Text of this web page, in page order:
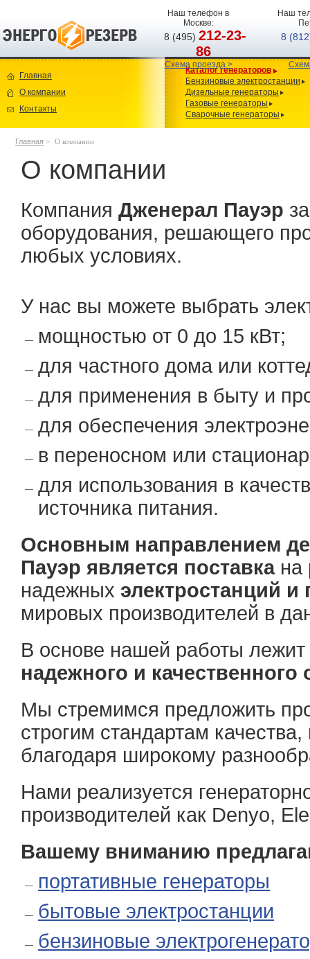
Наш телефон в
Москве:
8 (495)212-23-
86
Схема проезда >
Наш
8
Главная
О компании
Контакты
Каталог генераторов
Бензиновые электростанции
Дизельные генераторы
Газовые генераторы
Сварочные генераторы
Главная > О компании
О компании
Компания Дженерал Пауэр
оборудования, решающего
любых условиях.
У нас вы можете выбрать
мощностью от 0 до 15 кВт;
для частного дома или
для применения в быту и
для обеспечения
в переносном или
для использования в
источника питания.
Основным направлением
Пауэр является поставкана
надежных электростанций и
мировых производителей в
В основе нашей работы
надежного и качественного
Мы стремимся предложить
строгим стандартам
благодаря широкому
Нами реализуется
производителей как Denyo,
Вашему вниманию
портативные генераторы
бытовые электростанции
бензиновые